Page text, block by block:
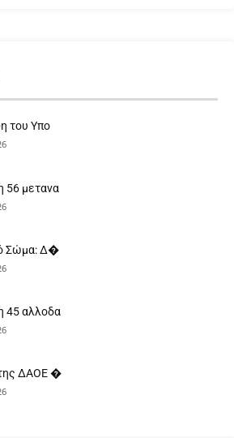
του Υπο
56 μετανα
Σώμα: Δ�
45 αλλοδα
ΔΑΟΕ �